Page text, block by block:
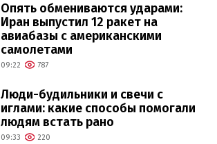
Опять обмениваются ударами:
Иран выпустил 12 ракет на
авиабазы с американскими
самолетами
09:22 787
Люди-будильники и свечи с
иглами: какие способы помогали
людям встать рано
09:33 220